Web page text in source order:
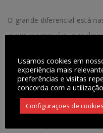
O grande diferencial está
ativos ou mesclas, que
cada paciente, que serão
pele de acordo com o
rotina imediatamente após
procedimento seguro e
Usamos cookies em
experiência mais
preferências e visitas
concorda com a
Configurações de cookies